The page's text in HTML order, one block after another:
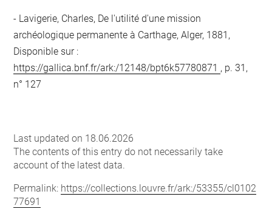
Lavigerie, Charles, De l'utilité d'une mission
archéologique permanente à Carthage, Alger, 1881,
Disponible sur :
https://gallica.bnf.fr/ark:/12148/bpt6k57780871 , p. 31,
n° 127
Last updated on 18.06.2026
The contents of this entry do not necessarily take
account of the latest data.
Permalink: https://collections.louvre.fr/ark:/53355/cl0102
77691